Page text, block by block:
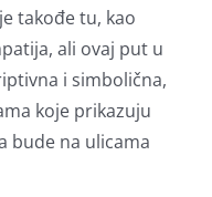
takođe tu, kao
ali ovaj put u
i simbolična,
koje prikazuju
bude na ulicama